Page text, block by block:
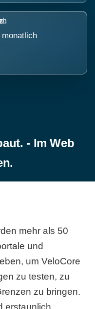
- Im Web
mehr als 50
und
um VeloCore
zu testen, zu
zu bringen.
erstaunlich.